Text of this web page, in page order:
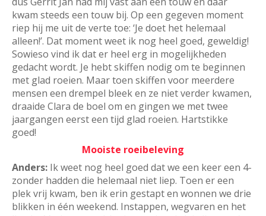
kwam steeds een touw bij. Op een gegeven moment
riep hij me uit de verte toe: ‘Je doet het helemaal
alleen!’. Dat moment weet ik nog heel goed, geweldig!
Sowieso vind ik dat er heel erg in mogelijkheden
gedacht wordt. Je hebt skiffen nodig om te beginnen
met glad roeien. Maar toen skiffen voor meerdere
mensen een drempel bleek en ze niet verder kwamen,
draaide Clara de boel om en gingen we met twee
jaargangen eerst een tijd glad roeien. Hartstikke
goed!
Mooiste roeibeleving
Anders: Ik weet nog heel goed dat we een keer een 4-
zonder hadden die helemaal niet liep. Toen er een
plek vrij kwam, ben ik erin gestapt en wonnen we drie
blikken in één weekend. Instappen, wegvaren en het